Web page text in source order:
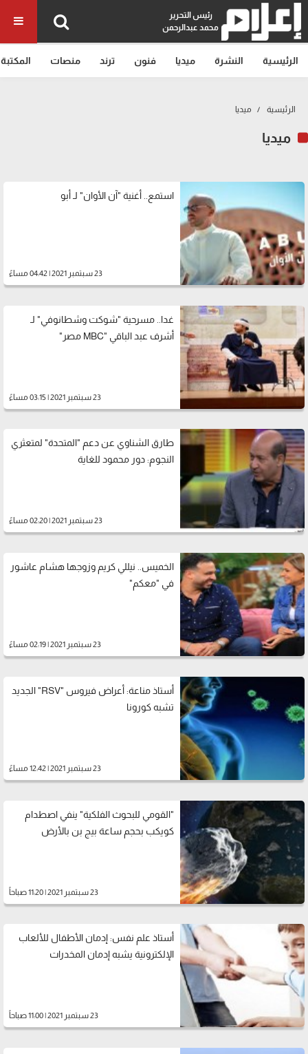
رئيس التحرير
محمد عبدالرحمن
الرئيسية النشرة ميديا فنون ترند منصات المكتبة
الرئيسية ميديا
ميديا
استمع.. أغنية "آن الأوان" لـ أبو
23 سبتمبر 2021 | 04:42 مساءً
غدا.. مسرحية "شوكت وشطانوفي" لـ
أشرف عبد الباقي "MBC مصر"
23 سبتمبر 2021 | 03:15 مساءً
طارق الشناوي عن دعم "المتحدة" لمتعثري
النجوم: دور محمود للغاية
23 سبتمبر 2021 | 02:20 مساءً
الخميس.. نيللي كريم وزوجها هشام عاشور
في "معكم"
23 سبتمبر 2021 | 02:19 مساءً
أستاذ مناعة: أعراض فيروس "RSV" الجديد
تشبه كورونا
23 سبتمبر 2021 | 12:42 مساءً
"القومي للبحوث الفلكية" ينفي اصطدام
كويكب بحجم ساعة بيج بن بالأرض
23 سبتمبر 2021 | 11:20 صباحاً
أستاذ علم نفس: إدمان الأطفال للألعاب
الإلكترونية يشبه إدمان المخدرات
23 سبتمبر 2021 | 11:00 صباحاً